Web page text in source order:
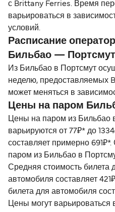
с Brittany Ferries. Время
варьироваться в
условий.
Расписание
Бильбао — Портсмут
Из Бильбао в Портсмут
неделю, предоставляемых
может меняться в
Цены на паром
Цены на паром из Бильбао
варьируются от 77₽* до
составляет примерно
паром из Бильбао в
Средняя стоимость билета
автомобиля составляет
билета для автомобиля
Цены могут варьироваться